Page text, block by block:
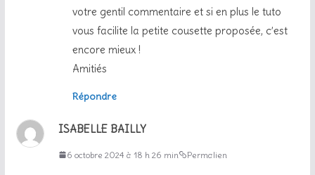
votre gentil commentaire et si en plus le tuto
vous facilite la petite cousette proposée, c’est
encore mieux !
Amitiés
Répondre
ISABELLE BAILLY
6 octobre 2024 à 18 h 26 min Permalien